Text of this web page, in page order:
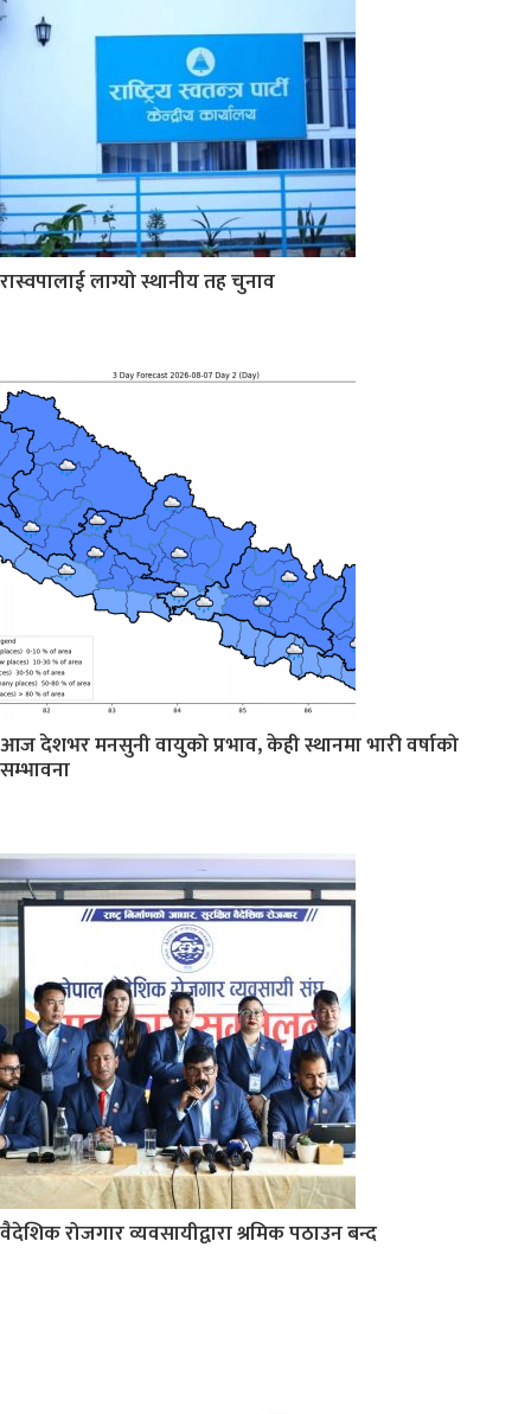
रास्वपालाई लाग्यो स्थानीय तह चुनाव
आज देशभर मनसुनी वायुको प्रभाव, केही स्थानमा भारी वर्षाको
सम्भावना
वैदेशिक रोजगार व्यवसायीद्वारा श्रमिक पठाउन बन्द